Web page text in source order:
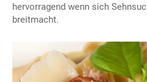
hervorragend wenn sich
breitmacht.